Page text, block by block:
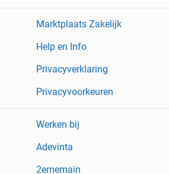
Marktplaats Zakelijk
Help en Info
Privacyverklaring
Privacyvoorkeuren
Werken bij
Adevinta
2ememain